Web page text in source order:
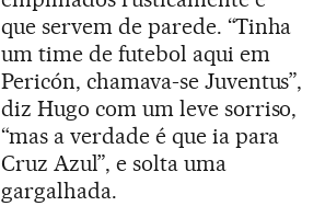
que servem de parede. “Tinha
um time de futebol aqui em
Pericón, chamava-se Juventus”,
diz Hugo com um leve sorriso,
“mas a verdade é que ia para
Cruz Azul”, e solta uma
gargalhada.